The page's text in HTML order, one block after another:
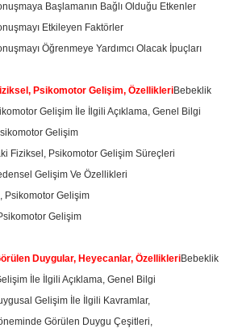
Başlamanın Bağlı Olduğu Etkenler
Etkileyen Faktörler
Öğrenmeye Yardımcı Olacak İpuçları
Psikomotor Gelişim, ÖzellikleriBebeklik
Gelişim İle İlgili Açıklama, Genel Bilgi
Gelişim
Fiziksel, Psikomotor Gelişim Süreçleri
Gelişim Ve Özellikleri
Psikomotor Gelişim
Gelişim
Duygular, Heyecanlar, ÖzellikleriBebeklik
İle İlgili Açıklama, Genel Bilgi
Gelişim İle İlgili Kavramlar,
Görülen Duygu Çeşitleri,